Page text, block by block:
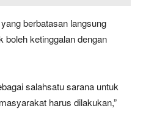
berbatasan langsung
boleh ketinggalan dengan
salahsatu sarana untuk
harus dilakukan,”